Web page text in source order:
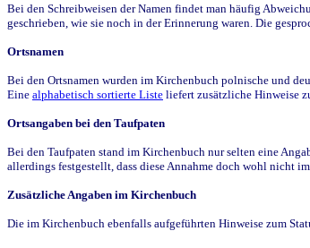
Bei den Schreibweisen der Namen findet man häufig
geschrieben, wie sie noch in der Erinnerung waren. Die
Ortsnamen
Bei den Ortsnamen wurden im Kirchenbuch polnische und
Eine alphabetisch sortierte Liste liefert zusätzliche Hinweise
Ortsangaben bei den Taufpaten
Bei den Taufpaten stand im Kirchenbuch nur selten eine
allerdings festgestellt, dass diese Annahme doch wohl nicht
Zusätzliche Angaben im Kirchenbuch
Die im Kirchenbuch ebenfalls aufgeführten Hinweise zum